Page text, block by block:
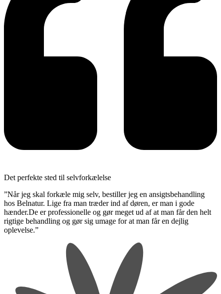
Det perfekte sted til selvforkælelse
”Når jeg skal forkæle mig selv, bestiller jeg en ansigtsbehandling
hos Belnatur. Lige fra man træder ind af døren, er man i gode
hænder.De er professionelle og gør meget ud af at man får den helt
rigtige behandling og gør sig umage for at man får en dejlig
oplevelse.”